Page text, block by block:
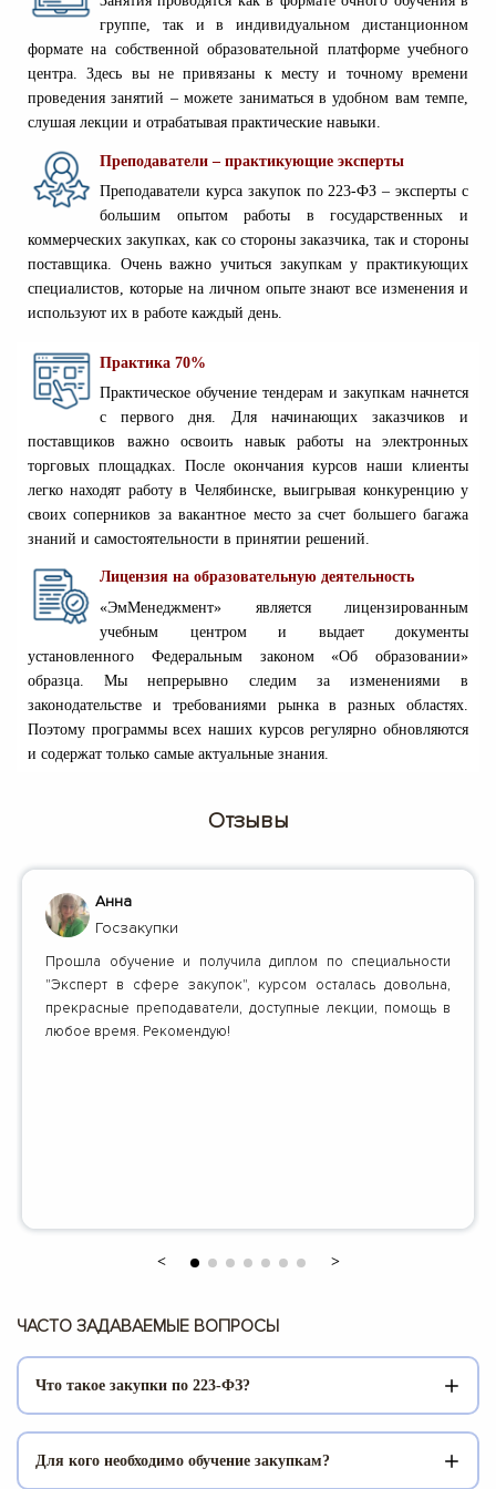
группе, так и в индивидуальном дистанционном
формате на собственной образовательной платформе учебного
центра. Здесь вы не привязаны к месту и точному времени
проведения занятий – можете заниматься в удобном вам темпе,
слушая лекции и отрабатывая практические навыки.
Преподаватели – практикующие эксперты
Преподаватели курса закупок по 223-ФЗ – эксперты с
большим опытом работы в государственных и
коммерческих закупках, как со стороны заказчика, так и стороны
поставщика. Очень важно учиться закупкам у практикующих
специалистов, которые на личном опыте знают все изменения и
используют их в работе каждый день.
Практика 70%
Практическое обучение тендерам и закупкам начнется
с первого дня. Для начинающих заказчиков и
поставщиков важно освоить навык работы на электронных
торговых площадках. После окончания курсов наши клиенты
легко находят работу в Челябинске, выигрывая конкуренцию у
своих соперников за вакантное место за счет большего багажа
знаний и самостоятельности в принятии решений.
Лицензия на образовательную деятельность
«ЭмМенеджмент» является лицензированным
учебным центром и выдает документы
установленного Федеральным законом «Об образовании»
образца. Мы непрерывно следим за изменениями в
законодательстве и требованиями рынка в разных областях.
Поэтому программы всех наших курсов регулярно обновляются
и содержат только самые актуальные знания.
Отзывы
Анна
Госзакупки
Прошла обучение и получила диплом по специальности
"Эксперт в сфере закупок", курсом осталась довольна,
прекрасные преподаватели, доступные лекции, помощь в
любое время. Рекомендую!
ЧАСТО ЗАДАВАЕМЫЕ ВОПРОСЫ
Что такое закупки по 223-ФЗ?
Федеральный закон 223-ФЗ регламентирует закупочную
деятельность в случае, когда заказчиками выступают
Для кого необходимо обучение закупкам?